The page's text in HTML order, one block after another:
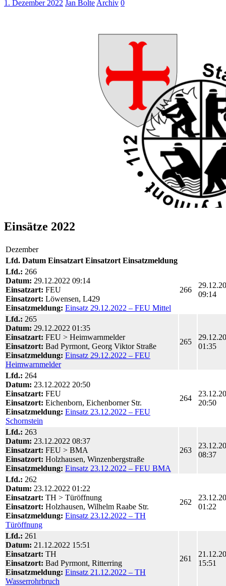
1. Dezember 2022 Jan Bolte Archiv 0
Einsätze 2022
Dezember
Lfd. Datum Einsatzart Einsatzort Einsatzmeldung
Lfd.: 266
Datum: 29.12.2022 09:14
Einsatzart: FEU
Einsatzort: Löwensen, L429
Einsatzmeldung: Einsatz 29.12.2022 – FEU Mittel
266
09:14
Lfd.: 265
Datum: 29.12.2022 01:35
Einsatzart: FEU > Heimwarnmelder
Einsatzort: Bad Pyrmont, Georg Viktor Straße
Einsatzmeldung: Einsatz 29.12.2022 – FEU
Heimwarnmelder
265
01:35
Lfd.: 264
Datum: 23.12.2022 20:50
Einsatzart: FEU
Einsatzort: Eichenborn, Eichenborner Str.
Einsatzmeldung: Einsatz 23.12.2022 – FEU
Schornstein
264
20:50
Lfd.: 263
Datum: 23.12.2022 08:37
Einsatzart: FEU > BMA
Einsatzort: Holzhausen, Winzenbergstraße
Einsatzmeldung: Einsatz 23.12.2022 – FEU BMA
263
08:37
Lfd.: 262
Datum: 23.12.2022 01:22
Einsatzart: TH > Türöffnung
Einsatzort: Holzhausen, Wilhelm Raabe Str.
Einsatzmeldung: Einsatz 23.12.2022 – TH
Türöffnung
262
01:22
Lfd.: 261
Datum: 21.12.2022 15:51
Einsatzart: TH
Einsatzort: Bad Pyrmont, Ritterring
Einsatzmeldung: Einsatz 21.12.2022 – TH
Wasserrohrbruch
261
15:51